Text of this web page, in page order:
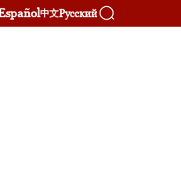
中文Русский